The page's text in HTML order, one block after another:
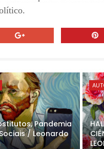
Pandemia
/ Leonardo